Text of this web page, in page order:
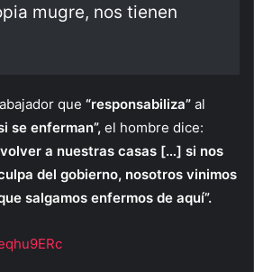
mugre, nos tienen
que “responsabiliza” al
se enferman”, el hombre dice:
a nuestras casas […] si nos
del gobierno, nosotros vinimos
salgamos enfermos de aquí”.